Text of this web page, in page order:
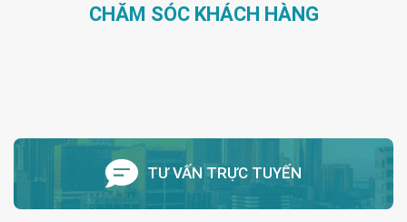
CHĂM SÓC KHÁCH HÀNG
TƯ VẤN TRỰC TUYẾN